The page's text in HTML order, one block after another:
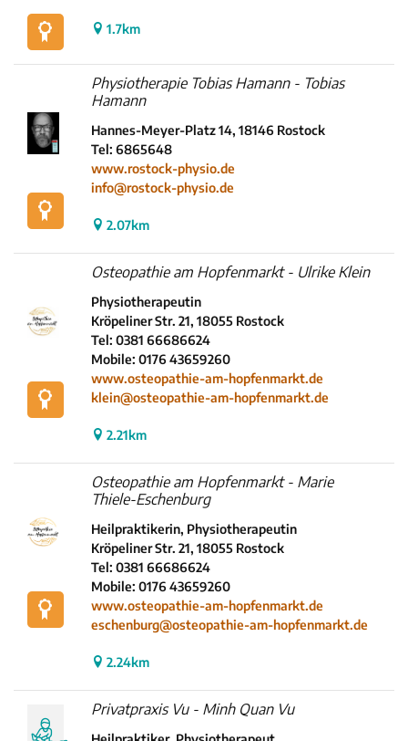
1.7km
Physiotherapie Tobias Hamann - Tobias
Hamann
Hannes-Meyer-Platz 14, 18146 Rostock
Tel: 6865648
www.rostock-physio.de
info@rostock-physio.de
2.07km
Osteopathie am Hopfenmarkt - Ulrike Klein
Physiotherapeutin
Kröpeliner Str. 21, 18055 Rostock
Tel: 0381 66686624
Mobile: 0176 43659260
www.osteopathie-am-hopfenmarkt.de
klein@osteopathie-am-hopfenmarkt.de
2.21km
Osteopathie am Hopfenmarkt - Marie
Thiele-Eschenburg
Heilpraktikerin, Physiotherapeutin
Kröpeliner Str. 21, 18055 Rostock
Tel: 0381 66686624
Mobile: 0176 43659260
www.osteopathie-am-hopfenmarkt.de
eschenburg@osteopathie-am-hopfenmarkt.de
2.24km
Privatpraxis Vu - Minh Quan Vu
Krankenkassen
Neuigkeiten
Kleinanzeigen
Inhaltsseiten